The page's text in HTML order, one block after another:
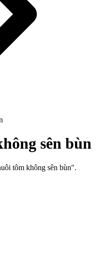
sên bùn
tôm không sên bùn".